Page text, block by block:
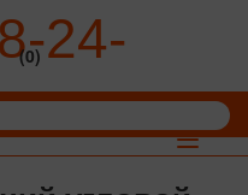
24-
(0)
Toggle